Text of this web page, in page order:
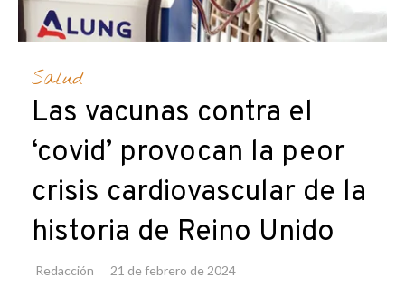
Salud
Las vacunas contra el
‘covid’ provocan la peor
crisis cardiovascular de la
historia de Reino Unido
Redacción 21 de febrero de 2024